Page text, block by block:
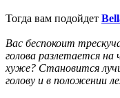
Тогда вам подойдет
Вас беспокоит
голова разлетается
хуже? Становится
голову и в положении